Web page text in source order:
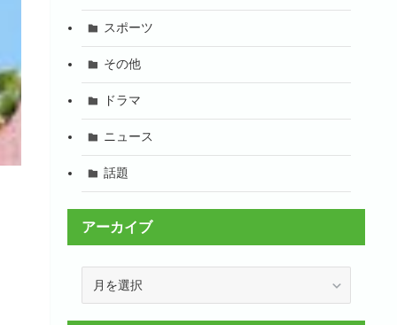
スポーツ
その他
ドラマ
ニュース
話題
アーカイブ